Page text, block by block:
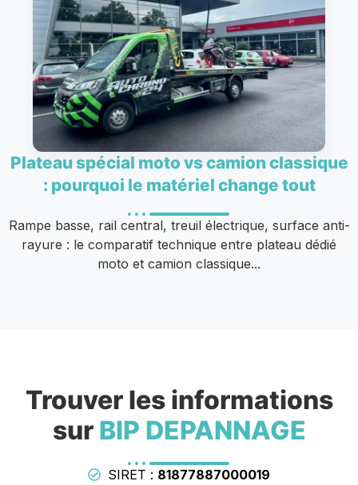
Plateau spécial moto vs camion classique
: pourquoi le matériel change tout
Rampe basse, rail central, treuil électrique, surface anti-
rayure : le comparatif technique entre plateau dédié
moto et camion classique...
Trouver les informations
sur BIP DEPANNAGE
SIRET : 81877887000019